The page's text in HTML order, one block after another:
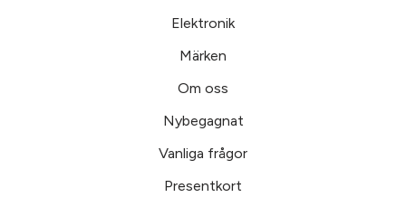
Elektronik
Märken
Om oss
Nybegagnat
Vanliga frågor
Presentkort